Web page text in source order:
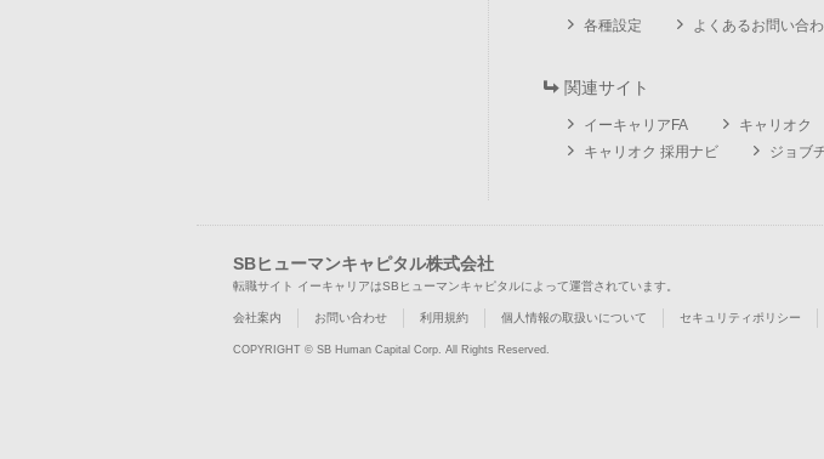
各種設定 よくあるお問い合
関連サイト
イーキャリアFA キャリオク
キャリオク 採用ナビ
ジョブ
SBヒューマンキャピタル株式会社
転職サイト イーキャリアはSBヒューマンキャピタルによって運営されています。
会社案内 お問い合わせ 利用規約 個人情報の取扱いについて セキュリティポリシー
COPYRIGHT © SB Human Capital Corp. All Rights Reserved.